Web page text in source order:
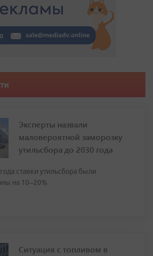
Эксперты назвали
маловероятной заморозку
утильсбора до 2030 года
ставки утильсбора были
на 10–20%
Ситуация с топливом в